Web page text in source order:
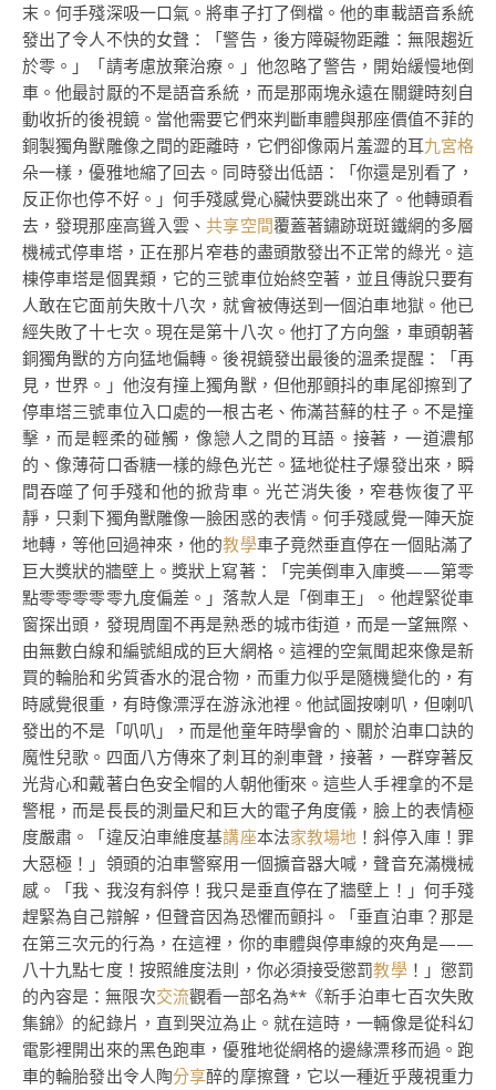
末。何手殘深吸一口氣。將車子打了倒檔。他的車載語音系統
發出了令人不快的女聲：「警告，後方障礙物距離：無限趨近
於零。」「請考慮放棄治療。」他忽略了警告，開始緩慢地倒
車。他最討厭的不是語音系統，而是那兩塊永遠在關鍵時刻自
動收折的後視鏡。當他需要它們來判斷車體與那座價值不菲的
銅製獨角獸雕像之間的距離時，它們卻像兩片羞澀的耳九宮格
朵一樣，優雅地縮了回去。同時發出低語：「你還是別看了，
反正你也停不好。」何手殘感覺心臟快要跳出來了。他轉頭看
去，發現那座高聳入雲、共享空間覆蓋著鏽跡斑斑鐵網的多層
機械式停車塔，正在那片窄巷的盡頭散發出不正常的綠光。這
棟停車塔是個異類，它的三號車位始終空著，並且傳說只要有
人敢在它面前失敗十八次，就會被傳送到一個泊車地獄。他已
經失敗了十七次。現在是第十八次。他打了方向盤，車頭朝著
銅獨角獸的方向猛地偏轉。後視鏡發出最後的溫柔提醒：「再
見，世界。」他沒有撞上獨角獸，但他那顫抖的車尾卻擦到了
停車塔三號車位入口處的一根古老、佈滿苔蘚的柱子。不是撞
擊，而是輕柔的碰觸，像戀人之間的耳語。接著，一道濃郁
的、像薄荷口香糖一樣的綠色光芒。猛地從柱子爆發出來，瞬
間吞噬了何手殘和他的掀背車。光芒消失後，窄巷恢復了平
靜，只剩下獨角獸雕像一臉困惑的表情。何手殘感覺一陣天旋
地轉，等他回過神來，他的教學車子竟然垂直停在一個貼滿了
巨大獎狀的牆壁上。獎狀上寫著：「完美倒車入庫獎——第零
點零零零零零九度偏差。」落款人是「倒車王」。他趕緊從車
窗探出頭，發現周圍不再是熟悉的城市街道，而是一望無際、
由無數白線和編號組成的巨大網格。這裡的空氣聞起來像是新
買的輪胎和劣質香水的混合物，而重力似乎是隨機變化的，有
時感覺很重，有時像漂浮在游泳池裡。他試圖按喇叭，但喇叭
發出的不是「叭叭」，而是他童年時學會的、關於泊車口訣的
魔性兒歌。四面八方傳來了刺耳的剎車聲，接著，一群穿著反
光背心和戴著白色安全帽的人朝他衝來。這些人手裡拿的不是
警棍，而是長長的測量尺和巨大的電子角度儀，臉上的表情極
度嚴肅。「違反泊車維度基講座本法家教場地 ！斜停入庫！罪
大惡極！」領頭的泊車警察用一個擴音器大喊，聲音充滿機械
感。「我、我沒有斜停！我只是垂直停在了牆壁上！」何手殘
趕緊為自己辯解，但聲音因為恐懼而顫抖。「垂直泊車？那是
在第三次元的行為，在這裡，你的車體與停車線的夾角是——
八十九點七度！按照維度法則，你必須接受懲罰教學！」懲罰
的內容是：無限次交流觀看一部名為**《新手泊車七百次失敗
集錦》的紀錄片，直到哭泣為止。就在這時，一輛像是從科幻
電影裡開出來的黑色跑車，優雅地從網格的邊緣漂移而過。跑
車的輪胎發出令人陶分享醉的摩擦聲，它以一種近乎蔑視重力